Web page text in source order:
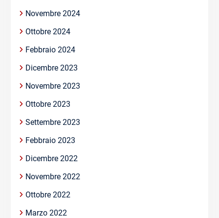
Novembre 2024
Ottobre 2024
Febbraio 2024
Dicembre 2023
Novembre 2023
Ottobre 2023
Settembre 2023
Febbraio 2023
Dicembre 2022
Novembre 2022
Ottobre 2022
Marzo 2022